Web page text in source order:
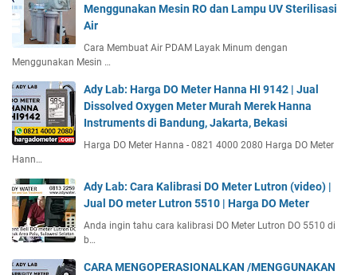
Menggunakan Mesin RO dan Lampu UV Sterilisasi
Air
Cara Membuat Air PDAM Layak Minum dengan
Menggunakan Mesin …
Ady Lab: Harga DO Meter Hanna HI 9142 | Jual
Dissolved Oxygen Meter Murah Merek Hanna
Instruments di Bandung, Jakarta, Bekasi
Harga DO Meter Hanna - 0821 4000 2080 Harga DO Meter
Hann…
Ady Lab: Cara Kalibrasi DO Meter Lutron (video) |
Jual DO meter Lutron 5510 | Harga DO Meter
Anda ingin tahu cara kalibrasi DO Meter Lutron DO 5510 di
b…
CARA MENGOPERASIONALKAN /MENGGUNAKAN